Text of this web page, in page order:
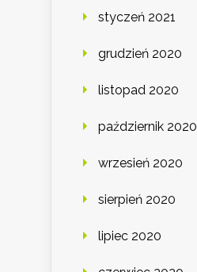
styczeń 2021
grudzień 2020
listopad 2020
październik 2020
wrzesień 2020
sierpień 2020
lipiec 2020